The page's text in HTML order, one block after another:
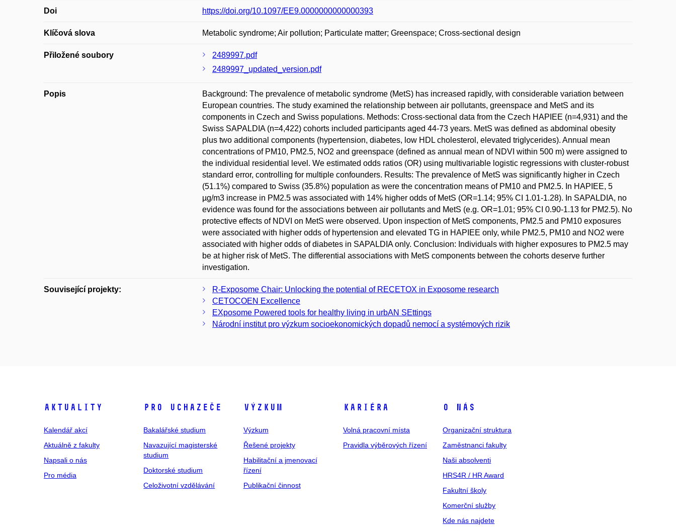
Doi https://doi.org/10.1097/EE9.0000000000000393
Klíčová slova Metabolic syndrome; Air pollution; Particulate matter; Greenspace; Cross-sectional design
Přiložené soubory
2489997.pdf
2489997_updated_version.pdf
Popis
Background: The prevalence of metabolic syndrome (MetS) has increased rapidly, with considerable variation between
European countries. The study examined the relationship between air pollutants, greenspace and MetS and its
components in Czech and Swiss populations. Methods: Cross-sectional data from the Czech HAPIEE (n=4,931) and the
Swiss SAPALDIA (n=4,422) cohorts included participants aged 44-73 years. MetS was defined as abdominal obesity
plus two additional components (hypertension, diabetes, low HDL cholesterol, elevated triglycerides). Annual mean
concentrations of PM10, PM2.5, NO2 and greenspace (defined as annual mean of NDVI within 500 m) were assigned to
the individual residential level. We estimated odds ratios (OR) using multivariable logistic regressions with cluster-robust
standard error, controlling for multiple confounders. Results: The prevalence of MetS was significantly higher in Czech
(51.1%) compared to Swiss (35.8%) population as were the concentration means of PM10 and PM2.5. In HAPIEE, 5
µg/m3 increase in PM2.5 was associated with 14% higher odds of MetS (OR=1.14; 95% CI 1.01-1.28). In SAPALDIA, no
evidence was found for the associations between air pollutants and MetS (e.g. OR=1.01; 95% CI 0.90-1.13 for PM2.5). No
protective effects of NDVI on MetS were observed. Upon inspection of MetS components, PM2.5 and PM10 exposures
were associated with higher odds of hypertension and elevated TG in HAPIEE only, while PM2.5, PM10 and NO2 were
associated with higher odds of diabetes in SAPALDIA only. Conclusion: Individuals with higher exposures to PM2.5 may
be at higher risk of MetS. The differential associations with MetS components between the cohorts deserve further
investigation.
Související projekty:
R-Exposome Chair: Unlocking the potential of RECETOX in Exposome research
CETOCOEN Excellence
EXposome Powered tools for healthy living in urbAN SEttings
Národní institut pro výzkum socioekonomických dopadů nemocí a systémových rizik
Aktuality
Kalendář akcí
Aktuálně z fakulty
Napsali o nás
Pro média
Pro uchazeče
Bakalářské studium
Navazující magisterské
studium
Doktorské studium
Celoživotní vzdělávání
Výzkum
Výzkum
Řešené projekty
Habilitační a jmenovací
řízení
Publikační činnost
Kariéra
Volná pracovní místa
Pravidla výběrových řízení
O nás
Organizační struktura
Zaměstnanci fakulty
Naši absolventi
HRS4R / HR Award
Fakultní školy
Komerční služby
Kde nás najdete